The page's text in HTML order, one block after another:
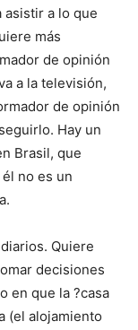
asistir a lo que
más
de opinión
a la televisión,
de opinión
Hay un
Brasil, que
no es un
Quiere
decisiones
en que la ?casa
(el alojamiento